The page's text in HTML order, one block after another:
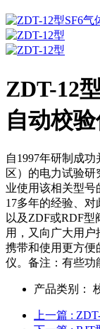
ZDT-12
自动校
自1997年研制成
区）的电力试验研
业使用该相关型号
17多年的经验、对
以及ZDF或RDF
用，又向广大用户
携带和使用更方便
仪。备注：有些功
产品类别：
上一篇 :